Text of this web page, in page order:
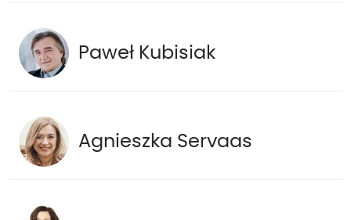
Paweł Kubisiak
Agnieszka Servaas